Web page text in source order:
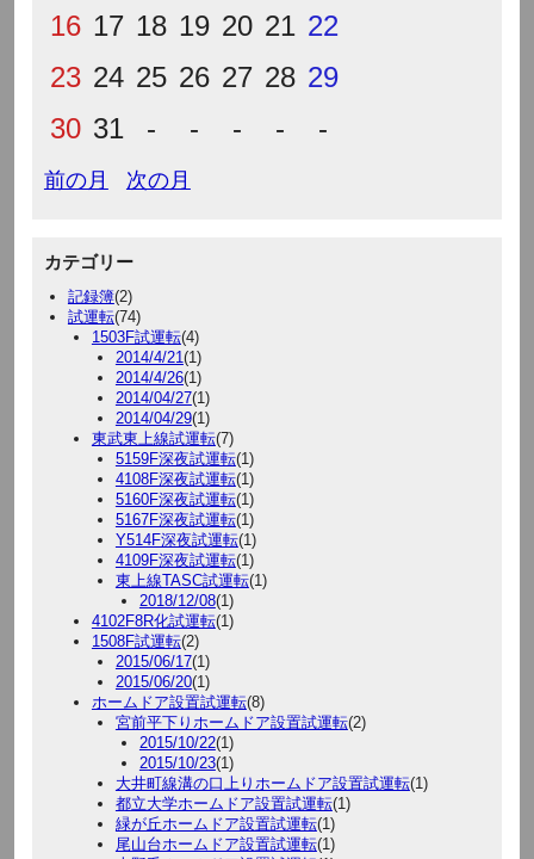
16 17 18 19 20 21 22
23 24 25 26 27 28 29
30 31 - - - - -
前の月 次の月
カテゴリー
記録簿(2)
試運転(74)
1503F試運転(4)
2014/4/21(1)
2014/4/26(1)
2014/04/27(1)
2014/04/29(1)
東武東上線試運転(7)
5159F深夜試運転(1)
4108F深夜試運転(1)
5160F深夜試運転(1)
5167F深夜試運転(1)
Y514F深夜試運転(1)
4109F深夜試運転(1)
東上線TASC試運転(1)
2018/12/08(1)
4102F8R化試運転(1)
1508F試運転(2)
2015/06/17(1)
2015/06/20(1)
ホームドア設置試運転(8)
宮前平下りホームドア設置試運転(2)
2015/10/22(1)
2015/10/23(1)
大井町線溝の口上りホームドア設置試運転(1)
都立大学ホームドア設置試運転(1)
緑が丘ホームドア設置試運転(1)
尾山台ホームドア設置試運転(1)